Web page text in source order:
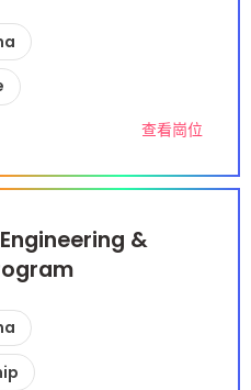
查看崗位
&